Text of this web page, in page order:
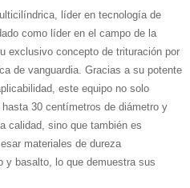
líder en tecnología de
como líder en el campo de la
exclusivo concepto de trituración por
de vanguardia. Gracias a su potente
este equipo no solo
30 centímetros de diámetro y
calidad, sino que también es
materiales de dureza
y basalto, lo que demuestra sus